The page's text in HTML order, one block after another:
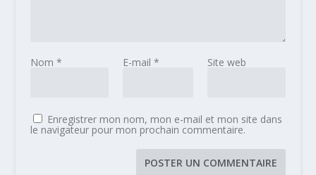
Nom * E-mail * Site web
Enregistrer mon nom, mon e-mail et mon site dans
le navigateur pour mon prochain commentaire.